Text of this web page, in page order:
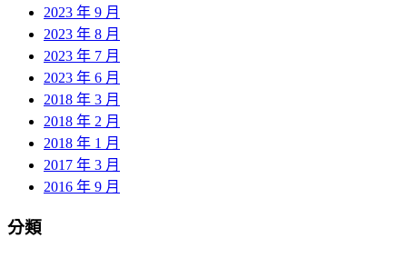
2023 年 9 月
2023 年 8 月
2023 年 7 月
2023 年 6 月
2018 年 3 月
2018 年 2 月
2018 年 1 月
2017 年 3 月
2016 年 9 月
分類